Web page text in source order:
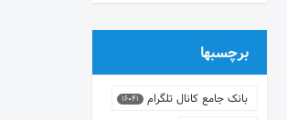
برچسبها
بانک جامع کانال تلگرام 16041